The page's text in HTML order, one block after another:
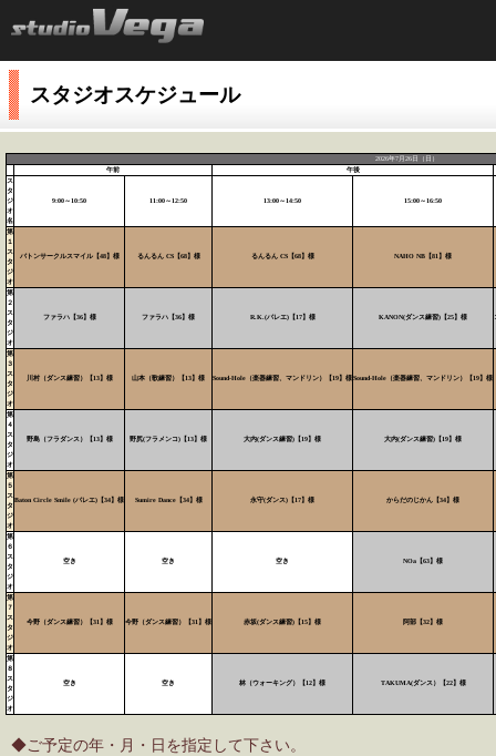
スタジオスケジュール
2026年7月26日（日）
午前
午後
ス
タ
ジ
オ
名
9:00～10:50 11:00～12:50 13:00～14:50 15:00～16:50
第
１
ス
タ
ジ
オ
バトンサークルスマイル【48】様 るんるん CS【68】様 るんるん CS【68】様 NAHO NB【81】様
第
２
ス
タ
ジ
オ
ファラハ【36】様 ファラハ【36】様 R.K.(バレエ)【17】様 KANON(ダンス練習)【25】様
第
３
ス
タ
ジ
オ
川村（ダンス練習）【13】様 山本（歌練習）【13】様 Sound-Hole（楽器練習、マンドリン）【19】様Sound-Hole（楽器練習、マンドリン）【19】様
第
４
ス
タ
ジ
オ
野島（フラダンス）【13】様 野尻(フラメンコ)【13】様 大内(ダンス練習)【19】様 大内(ダンス練習)【19】様
第
５
ス
タ
ジ
オ
Baton Circle Smile (バレエ)【34】様 Sumire Dance【34】様 永守(ダンス)【17】様 からだのじかん【34】様
第
６
ス
タ
ジ
オ
空き 空き 空き NOa【63】様
第
７
ス
タ
ジ
オ
今野（ダンス練習）【31】様 今野（ダンス練習）【31】様 赤坂(ダンス練習)【15】様 阿部【32】様
第
８
ス
タ
ジ
オ
空き 空き 林（ウォーキング）【12】様 TAKUMA(ダンス）【22】様
◆ご予定の年・月・日を指定して下さい。